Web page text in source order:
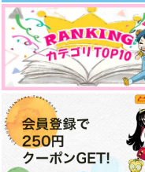
三刻
戦